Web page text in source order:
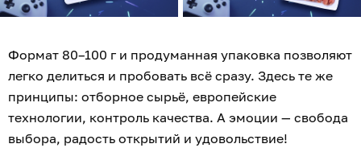
Формат 80–100 г и продуманная упаковка позволяют
легко делиться и пробовать всё сразу. Здесь те же
принципы: отборное сырьё, европейские
технологии, контроль качества. А эмоции — свобода
выбора, радость открытий и удовольствие!